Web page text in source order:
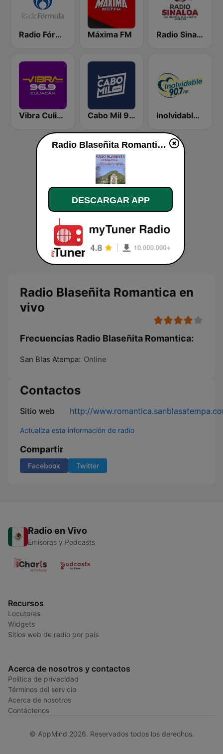
Radio Fórmula 1500 AM Máxima FM Radio Sinaloa
Vibra Culiacán Cabo Mil 96.3 FM Inolvidable 90.7 FM
Radio Blaseñita Romantica en
vivo
Frecuencias Radio Blaseñita Romantica:
San Blas Atempa: Online
Contactos
Sitio web http://
Actualiza esta información de radio
Compartir
Facebook Twitter
Radio en Vivo
Emisoras y Podcasts
Recursos
Locutores
Widgets
Sitios web de radio por país
Acerca de nosotros y contactos
Política de privacidad
Términos del servicio
Acerca de nosotros
Contáctenos
© AppMind 2026. Reservados todos los derechos.
Radio Blaseñita Romantica en vivo
DESCARGAR APP